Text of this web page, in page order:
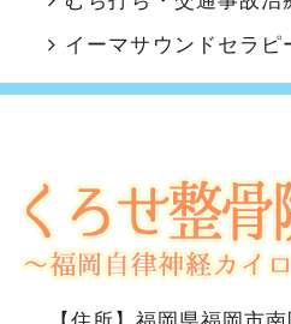
イーマサウンドセラピ